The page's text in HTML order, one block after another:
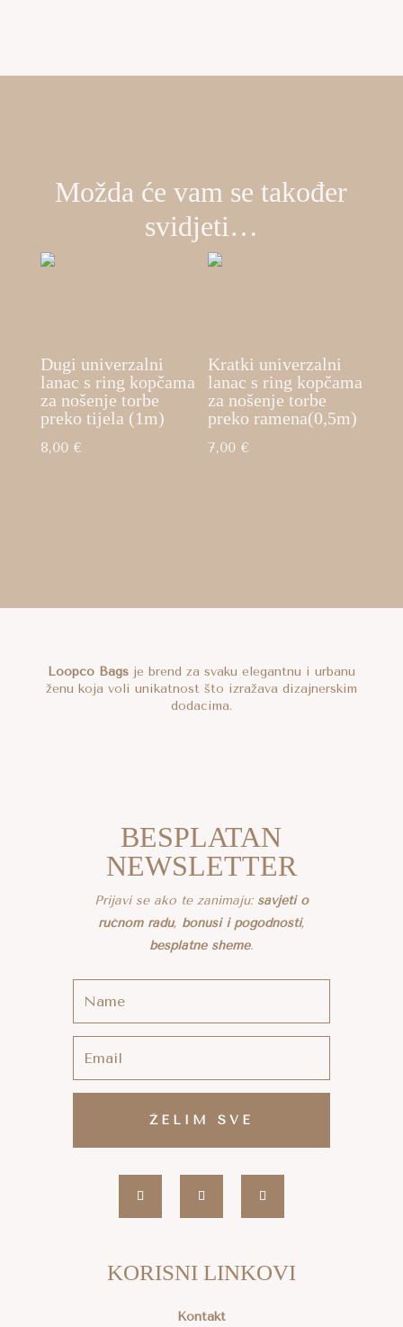
Možda će vam se također
svidjeti…
Dugi univerzalni
lanac s ring kopčama
za nošenje torbe
preko tijela (1m)
8,00 €
Kratki univerzalni
lanac s ring kopčama
za nošenje torbe
preko ramena(0,5m)
7,00€
Loopco Bagsje brend za svaku elegantnu i urbanu
ženu koja voli unikatnost što izražava dizajnerskim
dodacima.
BESPLATAN
NEWSLETTER
Prijavi se ako te zanimaju: savjeti o
ručnom radu, bonusi i pogodnosti,
besplatne sheme.
ŽELIM SVE
KORISNI LINKOVI
Kontakt